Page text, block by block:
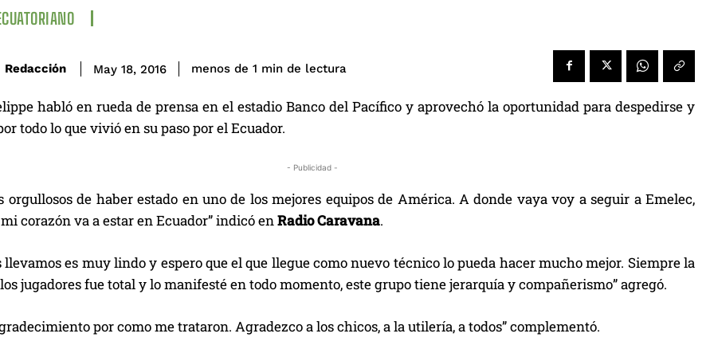
Redacción May 18, 2016 menos de 1 min de lectura
habló en rueda de prensa en el estadio Banco del Pacífico y aprovechó la oportunidad para despedirse y
todo lo que vivió en su paso por el Ecuador.
- Publicidad -
orgullosos de haber estado en uno de los mejores equipos de América. A donde vaya voy a seguir a Emelec,
corazón va a estar en Ecuador” indicó enRadio Caravana.
llevamos es muy lindo y espero que el que llegue como nuevo técnico lo pueda hacer mucho mejor. Siempre la
jugadores fue total y lo manifesté en todo momento, este grupo tiene jerarquía y compañerismo” agregó.
por como me trataron. Agradezco a los chicos, a la utilería, a todos” complementó.